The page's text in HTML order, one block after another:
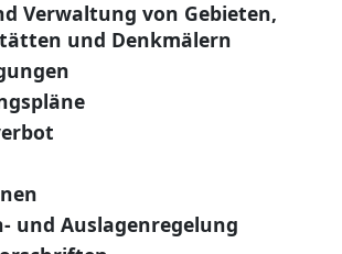
Verwaltung von Gebieten,
und Denkmälern
und Auslagenregelung